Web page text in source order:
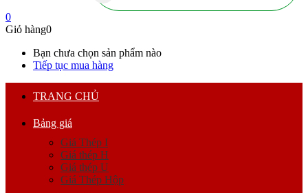
0
Giỏ hàng0
Bạn chưa chọn sản phẩm nào
Tiếp tục mua hàng
TRANG CHỦ
Bảng giá
Giá Thép I
Giá thép H
Giá thép U
Giá Thép Hộp